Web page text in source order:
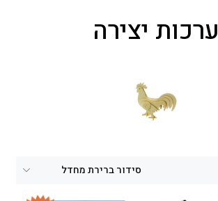
ערכות יצירה